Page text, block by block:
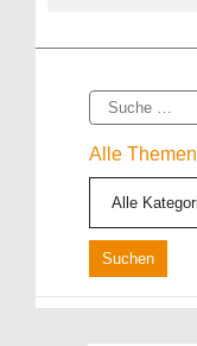
Suche
Alle Themen